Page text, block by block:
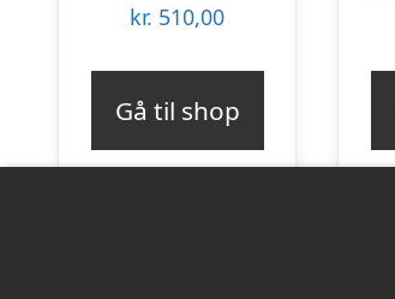
kr. 510,00
Gå til shop